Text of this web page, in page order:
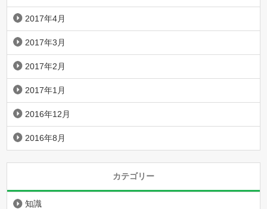
2017年4月
2017年3月
2017年2月
2017年1月
2016年12月
2016年8月
カテゴリー
知識